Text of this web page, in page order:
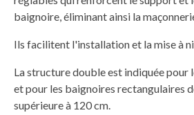
baignoire, éliminant ainsi la
Ils facilitent l'installation et la mise à
La structure double est indiquée pour
et pour les baignoires rectangulaires
supérieure à 120 cm.